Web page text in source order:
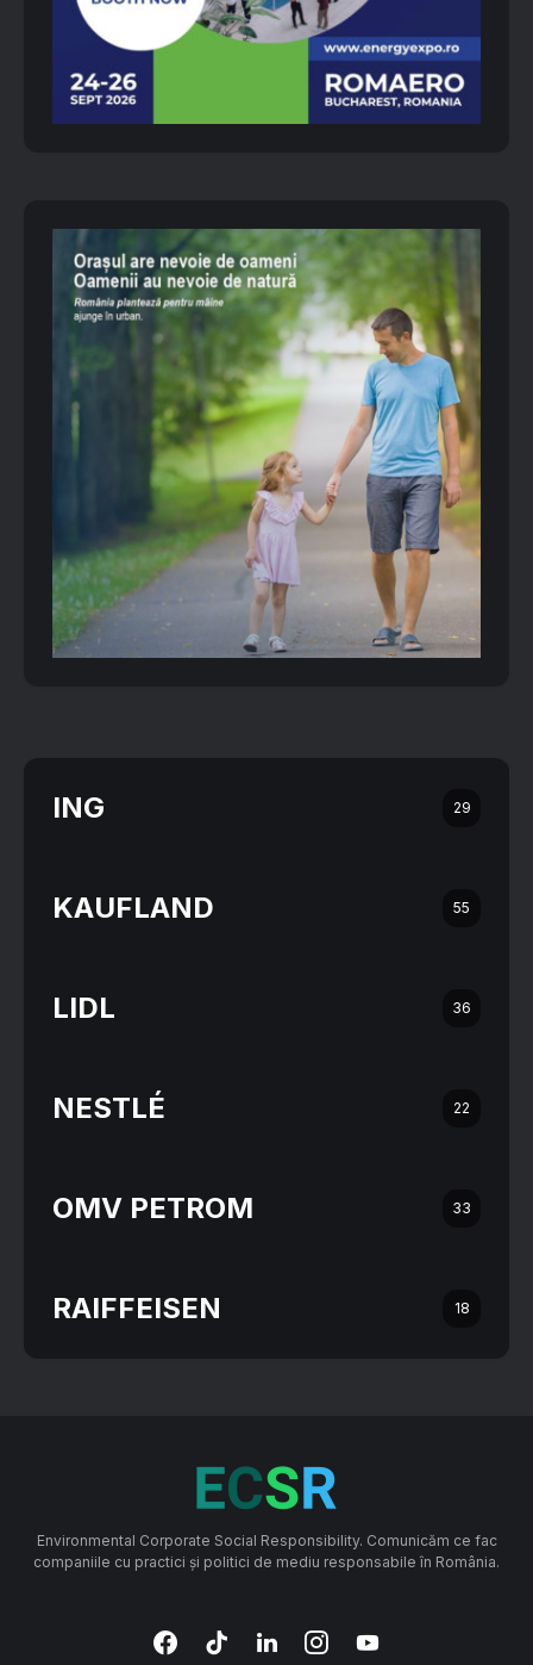
ING 29
KAUFLAND 55
LIDL 36
NESTLÉ 22
OMV PETROM 33
RAIFFEISEN 18
Environmental Corporate Social Responsibility. Comunicăm ce fac
companiile cu practici și politici de mediu responsabile în România.